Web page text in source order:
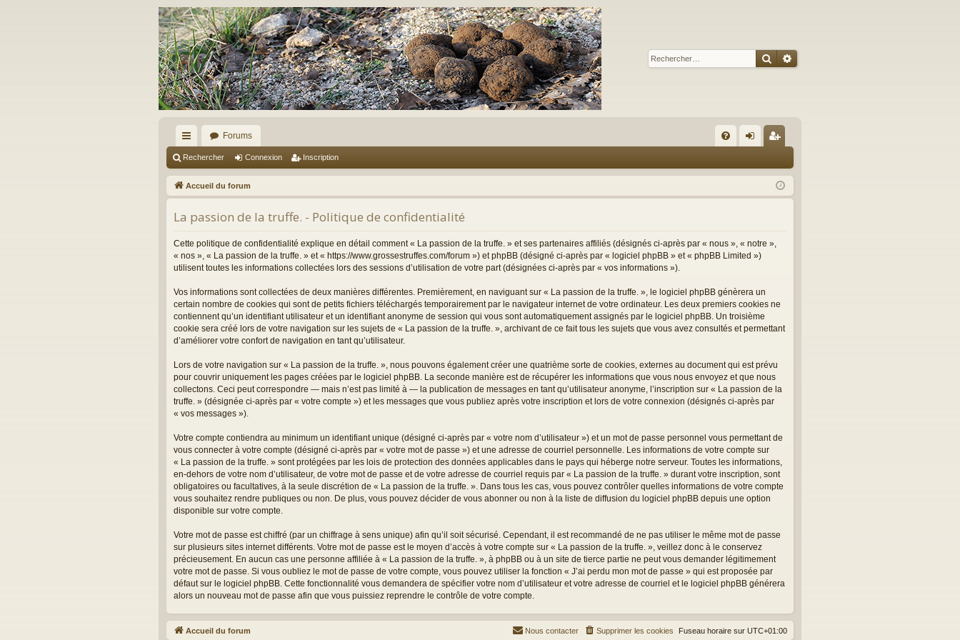
Rechercher
Recherche avancée
ac
co
ur
ci
s
Forums
Q ne
xi
cri
pti
Rechercher Connexion Inscription
Accueil du forum
La passion de la truffe. - Politique de confidentialité
Cette politique de confidentialité explique en détail comment « La passion de la truffe. » et ses partenaires affiliés (désignés ci-après par « nous », « notre »,
« nos », « La passion de la truffe. » et « https://www.grossestruffes.com/forum ») et phpBB (désigné ci-après par « logiciel phpBB » et « phpBB Limited »)
utilisent toutes les informations collectées lors des sessions d’utilisation de votre part (désignées ci-après par « vos informations »).
Vos informations sont collectées de deux manières différentes. Premièrement, en naviguant sur « La passion de la truffe. », le logiciel phpBB génèrera un
certain nombre de cookies qui sont de petits fichiers téléchargés temporairement par le navigateur internet de votre ordinateur. Les deux premiers cookies ne
contiennent qu’un identifiant utilisateur et un identifiant anonyme de session qui vous sont automatiquement assignés par le logiciel phpBB. Un troisième
cookie sera créé lors de votre navigation sur les sujets de « La passion de la truffe. », archivant de ce fait tous les sujets que vous avez consultés et permettant
d’améliorer votre confort de navigation en tant qu’utilisateur.
Lors de votre navigation sur « La passion de la truffe. », nous pouvons également créer une quatrième sorte de cookies, externes au document qui est prévu
pour couvrir uniquement les pages créées par le logiciel phpBB. La seconde manière est de récupérer les informations que vous nous envoyez et que nous
collectons. Ceci peut correspondre — mais n’est pas limité à — la publication de messages en tant qu’utilisateur anonyme, l’inscription sur « La passion de la
truffe. » (désignée ci-après par « votre compte ») et les messages que vous publiez après votre inscription et lors de votre connexion (désignés ci-après par
« vos messages »).
Votre compte contiendra au minimum un identifiant unique (désigné ci-après par « votre nom d’utilisateur ») et un mot de passe personnel vous permettant de
vous connecter à votre compte (désigné ci-après par « votre mot de passe ») et une adresse de courriel personnelle. Les informations de votre compte sur
« La passion de la truffe. » sont protégées par les lois de protection des données applicables dans le pays qui héberge notre serveur. Toutes les informations,
en-dehors de votre nom d’utilisateur, de votre mot de passe et de votre adresse de courriel requis par « La passion de la truffe. » durant votre inscription, sont
obligatoires ou facultatives, à la seule discrétion de « La passion de la truffe. ». Dans tous les cas, vous pouvez contrôler quelles informations de votre compte
vous souhaitez rendre publiques ou non. De plus, vous pouvez décider de vous abonner ou non à la liste de diffusion du logiciel phpBB depuis une option
disponible sur votre compte.
Votre mot de passe est chiffré (par un chiffrage à sens unique) afin qu’il soit sécurisé. Cependant, il est recommandé de ne pas utiliser le même mot de passe
sur plusieurs sites internet différents. Votre mot de passe est le moyen d’accès à votre compte sur « La passion de la truffe. », veillez donc à le conservez
précieusement. En aucun cas une personne affiliée à « La passion de la truffe. », à phpBB ou à un site de tierce partie ne peut vous demander légitimement
votre mot de passe. Si vous oubliez le mot de passe de votre compte, vous pouvez utiliser la fonction « J’ai perdu mon mot de passe » qui est proposée par
défaut sur le logiciel phpBB. Cette fonctionnalité vous demandera de spécifier votre nom d’utilisateur et votre adresse de courriel et le logiciel phpBB générera
alors un nouveau mot de passe afin que vous puissiez reprendre le contrôle de votre compte.
Accueil du forum Fuseau horaire sur UTC+01:00
Supprimer les cookies
Nous contacter